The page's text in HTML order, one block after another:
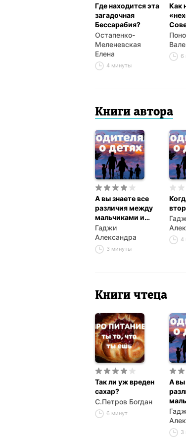
Где находится эта
загадочная
Бессарабия?
Остапенко-
Меленевская
Елена
4 минуты
Как
6
Книги автора
А вы знаете все
различия между
мальчиками и
девочками?
Гаджи
Александра
3 минуты
4
Книги чтеца
Так ли уж вреден
сахар?
С.Петров Богдан
6 минут
А вы
3